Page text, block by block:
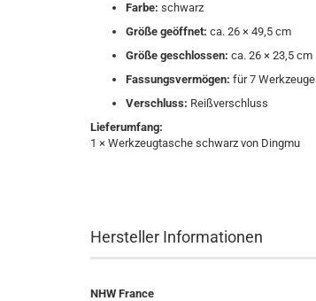
Farbe: schwarz
Größe geöffnet: ca. 26 × 49,5 cm
Größe geschlossen: ca. 26 × 23,5 cm
Fassungsvermögen: für 7 Werkzeuge
Verschluss: Reißverschluss
Lieferumfang:
1 × Werkzeugtasche schwarz von Dingmu
Hersteller Informationen
NHW France